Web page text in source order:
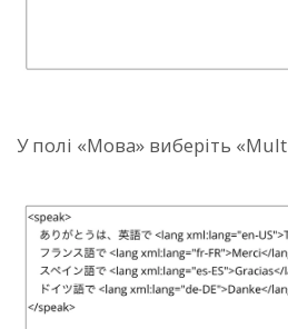
У полі «Мова» виберіть